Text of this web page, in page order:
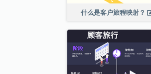
什么是客户旅程映射？